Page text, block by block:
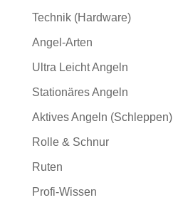
Technik (Hardware)
Angel-Arten
Ultra Leicht Angeln
Stationäres Angeln
Aktives Angeln (Schleppen)
Rolle & Schnur
Ruten
Profi-Wissen